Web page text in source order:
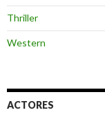
Thriller
Western
ACTORES